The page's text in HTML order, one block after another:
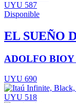
UYU 587
Disponible
EL SUEÑO
ADOLFO BIOY
UYU 690
UYU 518